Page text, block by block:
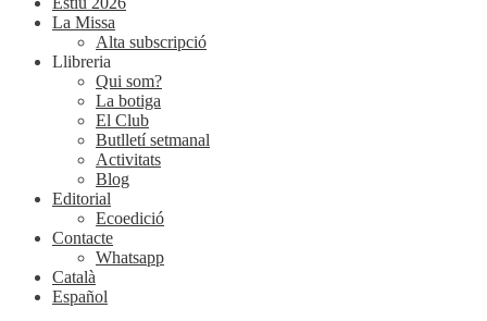
La Missa
Alta subscripció
Llibreria
Qui som?
La botiga
El Club
Butlletí setmanal
Activitats
Blog
Editorial
Ecoedició
Contacte
Whatsapp
Català
Español